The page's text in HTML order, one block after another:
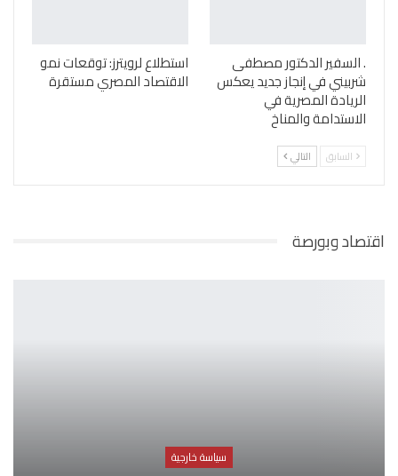
. السفير الدكتور مصطفى
شربيني في إنجاز جديد يعكس
الريادة المصرية في
الاستدامة والمناخ
استطلاع لرويترز: توقعات نمو
الاقتصاد المصري مستقرة
السابق التالي
اقتصاد وبورصة
سياسة خارجية